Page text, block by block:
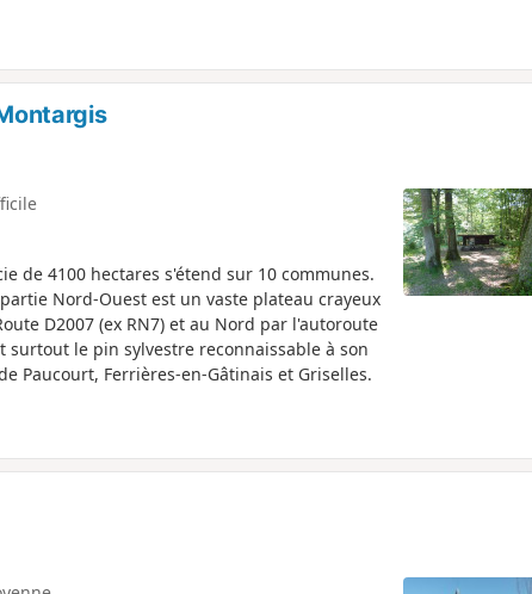
de 4100 hectares s'étend sur 10 communes.
Nord-Ouest est un vaste plateau crayeux
D2007 (ex RN7) et au Nord par l'autoroute
surtout le pin sylvestre reconnaissable à son
Paucourt, Ferrières-en-Gâtinais et Griselles.